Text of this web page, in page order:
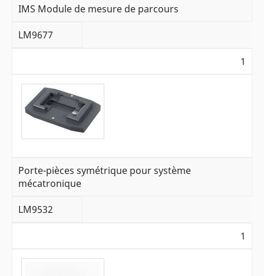
IMS Module de mesure de parcours
LM9677
1
Porte-pièces symétrique pour système
mécatronique
LM9532
1